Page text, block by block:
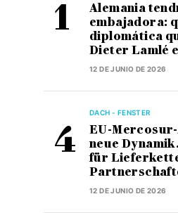
Alemania
embajadora:
diplomática
Dieter Lamlé
12 DE JUNIO DE 2026
DACH - FENSTER
EU-
neue
für
12 DE JUNIO DE 2026